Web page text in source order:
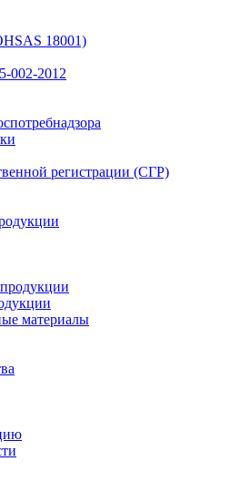
18001)
002-2012
регистрации (СГР)
материалы